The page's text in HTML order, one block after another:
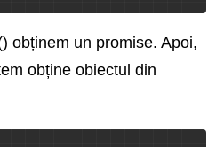
obținem un promise. Apoi,
obține obiectul din